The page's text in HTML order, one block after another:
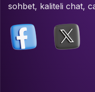
sohbet, kaliteli chat,